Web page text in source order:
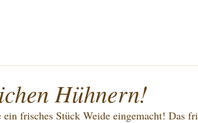
Hühnern!
frisches Stück Weide eingemacht! Das